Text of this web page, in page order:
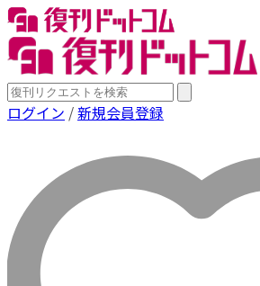
ログイン /新規会員登録